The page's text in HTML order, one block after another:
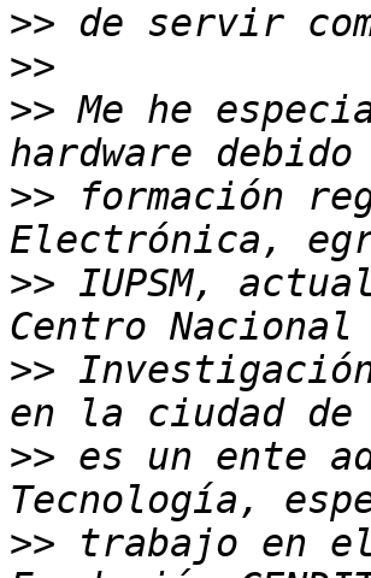
>>
>>
>> Me he
>> formación
>> IUPSM,
>>
>> es un ente
>> trabajo en